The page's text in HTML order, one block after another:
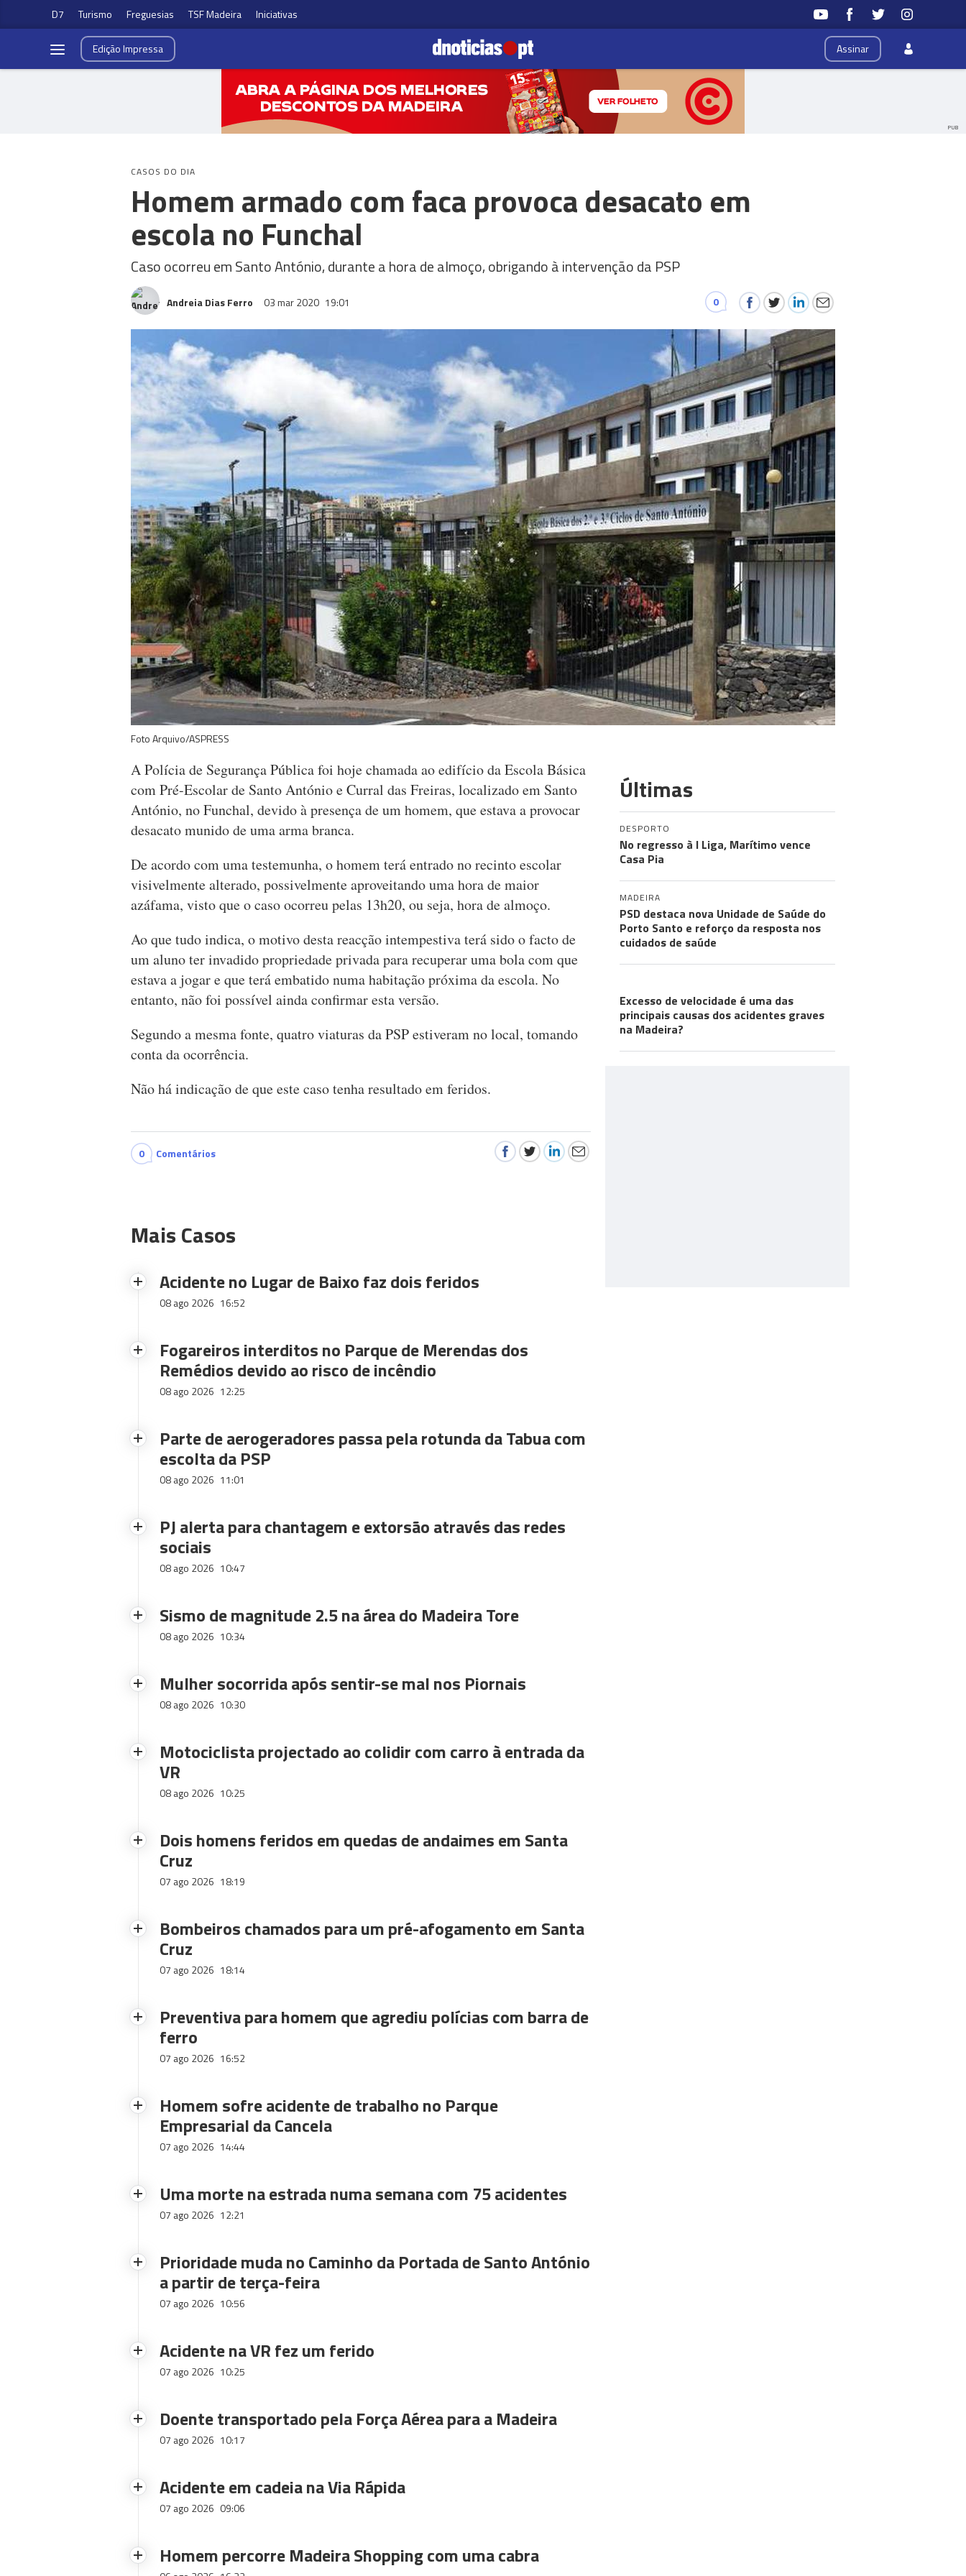
D7 Turismo Freguesias TSF Madeira Iniciativas
Assinar
EdiçãoImpressa
PUB
CASOS DO DIA
Homem armado com faca provoca desacato em
escola no Funchal
Caso ocorreu em Santo António, durante a hora de almoço, obrigando à intervenção da PSP
Andreia Dias Ferro 03 mar 2020 19:01 0
Foto Arquivo/ASPRESS
A Polícia de Segurança Pública foi hoje chamada ao edifício da Escola Básica
com Pré-Escolar de Santo António e Curral das Freiras, localizado em Santo
António, no Funchal, devido à presença de um homem, que estava a provocar
desacato munido de uma arma branca.
De acordo com uma testemunha, o homem terá entrado no recinto escolar
visivelmente alterado, possivelmente aproveitando uma hora de maior
azáfama, visto que o caso ocorreu pelas 13h20, ou seja, hora de almoço.
Ao que tudo indica, o motivo desta reacção intempestiva terá sido o facto de
um aluno ter invadido propriedade privada para recuperar uma bola com que
estava a jogar e que terá embatido numa habitação próxima da escola. No
entanto, não foi possível ainda confirmar esta versão.
Segundo a mesma fonte, quatro viaturas da PSP estiveram no local, tomando
conta da ocorrência.
Não há indicação de que este caso tenha resultado em feridos.
0 Comentários
Mais Casos
Acidente no Lugar de Baixo faz dois feridos
08 ago 2026 16:52
Fogareiros interditos no Parque de Merendas dos
Remédios devido ao risco de incêndio
08 ago 2026 12:25
Parte de aerogeradores passa pela rotunda da Tabua com
escolta da PSP
08 ago 2026 11:01
PJ alerta para chantagem e extorsão através das redes
sociais
08 ago 2026 10:47
Sismo de magnitude 2.5 na área do Madeira Tore
08 ago 2026 10:34
Mulher socorrida após sentir-se mal nos Piornais
08 ago 2026 10:30
Motociclista projectado ao colidir com carro à entrada da
VR
08 ago 2026 10:25
Dois homens feridos em quedas de andaimes em Santa
Cruz
07 ago 2026 18:19
Bombeiros chamados para um pré-afogamento em Santa
Cruz
07 ago 2026 18:14
Preventiva para homem que agrediu polícias com barra de
ferro
07 ago 2026 16:52
Homem sofre acidente de trabalho no Parque
Empresarial da Cancela
07 ago 2026 14:44
Uma morte na estrada numa semana com 75 acidentes
07 ago 2026 12:21
Prioridade muda no Caminho da Portada de Santo António
a partir de terça-feira
07 ago 2026 10:56
Acidente na VR fez um ferido
07 ago 2026 10:25
Doente transportado pela Força Aérea para a Madeira
07 ago 2026 10:17
Acidente em cadeia na Via Rápida
07 ago 2026 09:06
Homem percorre Madeira Shopping com uma cabra
Últimas
DESPORTO
No regresso à I Liga, Marítimo vence
Casa Pia
MADEIRA
PSD destaca nova Unidade de Saúde do
Porto Santo e reforço da resposta nos
cuidados de saúde
Excesso de velocidade é uma das
principais causas dos acidentes graves
na Madeira?